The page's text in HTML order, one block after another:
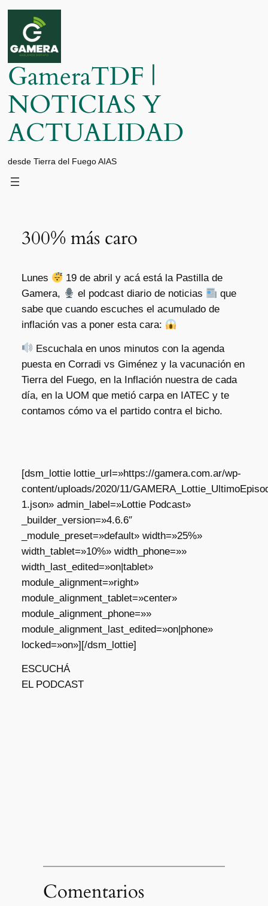
Saltar
contenido
GameraTDF |
NOTICIAS Y
ACTUALIDAD
desde Tierra del Fuego AIAS
300% más caro
Lunes
19 de abril y acá está la Pastilla de
Gamera,
el podcast diario de noticias
que
sabe que cuando escuches el acumulado de
inflación vas a poner esta cara:
Escuchala en unos minutos con la agenda
puesta en Corradi vs Giménez y la vacunación en
Tierra del Fuego, en la Inflación nuestra de cada
día, en la UOM que metió carpa en IATEC y te
contamos cómo va el partido contra el bicho.
[dsm_lottie lottie_url=»https://gamera.com.ar/wp-
content/uploads/2020/11/
1.json» admin_label=»Lottie Podcast»
_builder_version=»4.6.6″
_module_preset=»default» width=»25%»
width_tablet=»10%» width_phone=»»
width_last_edited=»on|tablet»
module_alignment=»right»
module_alignment_tablet=»center»
module_alignment_phone=»»
module_alignment_last_edited=»on|phone»
locked=»on»][/dsm_lottie]
ESCUCHÁ
EL PODCAST
Comentarios